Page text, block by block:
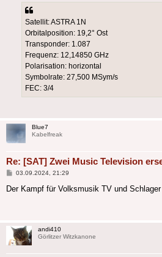
Satellit: ASTRA 1N
Orbitalposition: 19,2° Ost
Transponder: 1.087
Frequenz: 12,14850 GHz
Polarisation: horizontal
Symbolrate: 27,500 MSym/s
FEC: 3/4
Blue7
Kabelfreak
Re: [SAT] Zwei Music Television
Beitrag
03.09.2024, 21:29
Der Kampf für Volksmusik TV und
andi410
Görlitzer Witzkanone